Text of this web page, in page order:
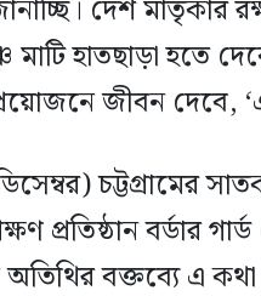
দেশ
হাতছাড়া হতে
জীবন দেবে,
চট্টগ্রামের
প্রতিষ্ঠান
অতিথির বক্তব্যে এ